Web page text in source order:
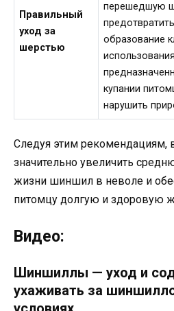
Правильный
уход за
шерстью
перешедшую
образование
купании
нарушить
Следуя этим рекомендациям,
значительно увеличить
жизни шиншил в неволе и
питомцу долгую и здоровую
Видео:
Шиншиллы — уход и
ухаживать за